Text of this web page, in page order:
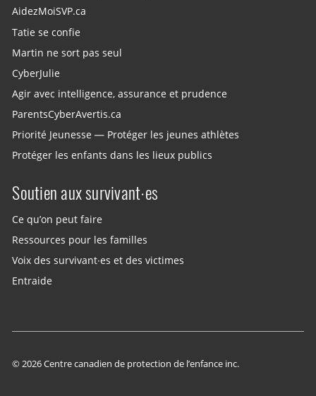
AidezMoiSVP.ca
Tatie se confie
Martin ne sort pas seul
CyberJulie
Agir avec intelligence, assurance et prudence
ParentsCyberAvertis.ca
Priorité Jeunesse — Protéger les jeunes athlètes
Protéger les enfants dans les lieux publics
Soutien aux survivant·es
Ce qu’on peut faire
Ressources pour les familles
Voix des survivant·es et des victimes
Entraide
© 2026 Centre canadien de protection de l’enfance inc.